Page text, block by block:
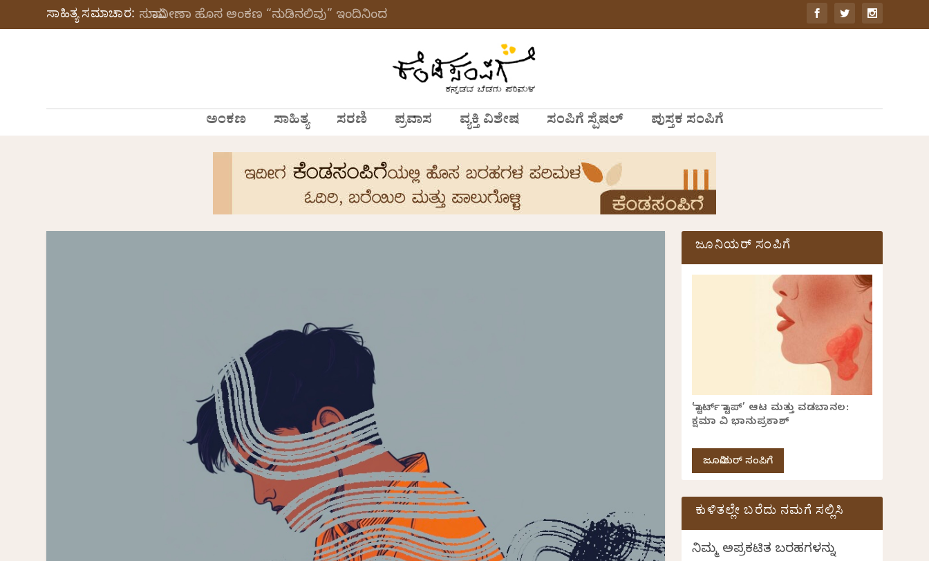
ಸಾಹಿತ್ಯ ಸಮಾಚಾರ: ಸುಮಾವೀಣಾ ಹೊಸ ಅಂಕಣ “ನುಡಿನಲಿವು” ಇಂದಿನಿಂದ
ಅಂಕಣ ಸಾಹಿತ್ಯ ಸರಣಿ ಪ್ರವಾಸ ವ್ಯಕ್ತಿ ವಿಶೇಷ ಸಂಪಿಗೆ ಸ್ಪೆಷಲ್ ಪುಸ್ತಕ ಸಂಪಿಗೆ
ಜೂನಿಯರ್ ಸಂಪಿಗೆ
‘ಸ್ಟಾರ್ಟ್ ಸ್ಟಾಪ್’ ಆಟ ಮತ್ತು ವಡಬಾನಲ:
ಕ್ಷಮಾ ವಿ ಭಾನುಪ್ರಕಾಶ್
ಜೂನಿಯರ್ ಸಂಪಿಗೆ
ಕುಳಿತಲ್ಲೇ ಬರೆದು ನಮಗೆ ಸಲ್ಲಿಸಿ
ನಿಮ್ಮ ಅಪ್ರಕಟಿತ ಬರಹಗಳನ್ನು